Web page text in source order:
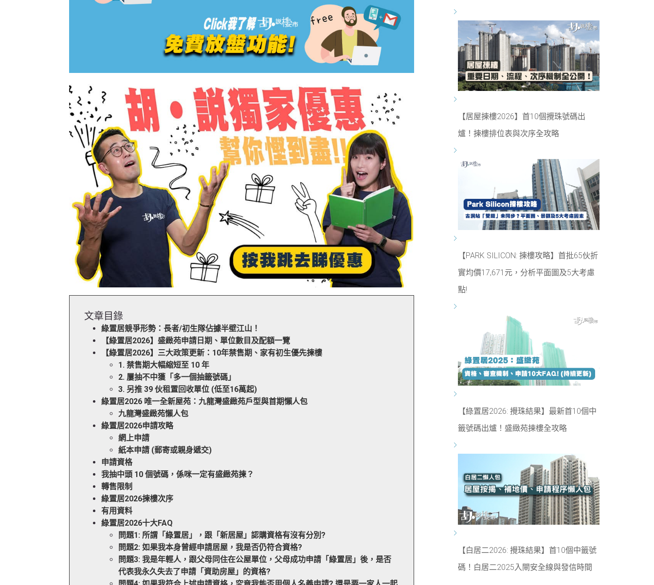
文章目錄
綠置居競爭形勢：長者/初生隊佔據半壁江山！
【綠置居2026】盛緻苑申請日期、單位數目及配額一覽
【綠置居2026】三大政策更新：10年禁售期、家有初生優先揀樓
1. 禁售期大幅縮短至 10 年
2. 屢抽不中獲「多一個抽籤號碼」
3. 另推 39 伙租置回收單位 (低至16萬起)
綠置居2026 唯一全新屋苑：九龍灣盛緻苑戶型與首期懶人包
九龍灣盛緻苑懶人包
綠置居2026申請攻略
網上申請
紙本申請 (郵寄或親身遞交)
申請資格
我抽中頭 10 個號碼，係咪一定有盛緻苑揀？
轉售限制
綠置居2026揀樓次序
有用資料
綠置居2026十大FAQ
問題1: 所謂「綠置居」，跟「新居屋」認購資格有沒有分別?
問題2: 如果我本身曾經申請居屋，我是否仍符合資格?
問題3: 我是年輕人，跟父母同住在公屋單位，父母成功申請「綠置居」後，是否
代表我永久失去了申請「資助房屋」的資格?
【居屋揀樓2026】首10個攪珠號碼出
爐！揀樓排位表與次序全攻略
【PARK SILICON: 揀樓攻略】首批65伙折
實均價17,671元，分析平面圖及5大考慮
點!
【綠置居2026: 攪珠結果】最新首10個中
籤號碼出爐！盛緻苑揀樓全攻略
【白居二2026: 攪珠結果】首10個中籤號
碼！白居二2025入閘安全線與發信時間